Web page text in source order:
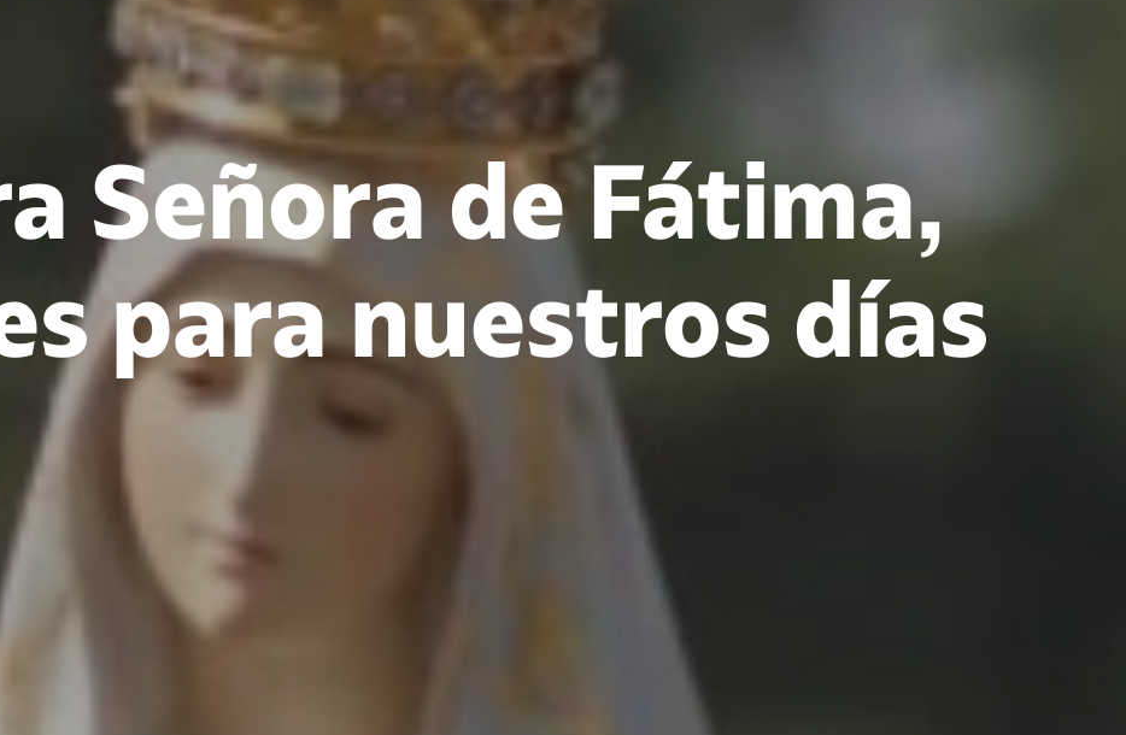
Señora de Fátima,
para nuestros días